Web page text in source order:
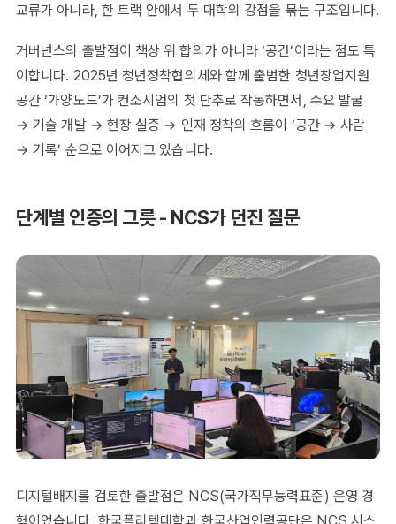
교류가 아니라, 한 트랙 안에서 두 대학의 강점을 묶는 구조입니다.
거버넌스의 출발점이 책상 위 합의가 아니라 ‘공간’이라는 점도 특
이합니다. 2025년 청년정착협의체와 함께 출범한 청년창업지원
공간 ‘가양노드’가 컨소시엄의 첫 단추로 작동하면서, 수요 발굴
→ 기술 개발 → 현장 실증 → 인재 정착의 흐름이 ‘공간 → 사람
→ 기록’ 순으로 이어지고 있습니다.
단계별 인증의 그릇 - NCS가 던진 질문
디지털배지를 검토한 출발점은 NCS(국가직무능력표준) 운영 경